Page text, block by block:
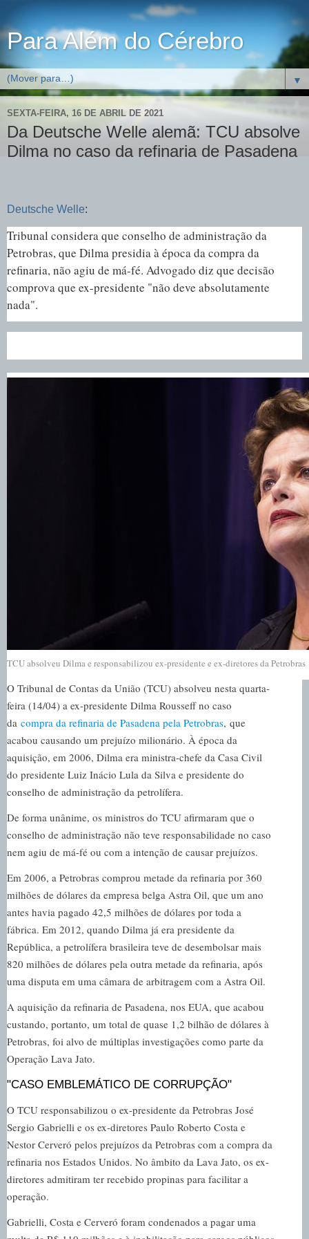
Para Além do Cérebro
▼
SEXTA-FEIRA, 16 DE ABRIL DE 2021
Da Deutsche Welle alemã: TCU absolve
Dilma no caso da refinaria de Pasadena
Deutsche Welle:
Tribunal considera que conselho de administração da
Petrobras, que Dilma presidia à época da compra da
refinaria, não agiu de má-fé. Advogado diz que decisão
comprova que ex-presidente "não deve absolutamente
nada".
TCU absolveu Dilma e responsabilizou ex-presidente e ex-diretores da Petrobras
O Tribunal de Contas da União (TCU) absolveu nesta quarta-
feira (14/04) a ex-presidente Dilma Rousseff no caso
da compra da refinaria de Pasadena pela Petrobras, que
acabou causando um prejuízo milionário. À época da
aquisição, em 2006, Dilma era ministra-chefe da Casa Civil
do presidente Luiz Inácio Lula da Silva e presidente do
conselho de administração da petrolífera.
De forma unânime, os ministros do TCU afirmaram que o
conselho de administração não teve responsabilidade no caso
nem agiu de má-fé ou com a intenção de causar prejuízos.
Em 2006, a Petrobras comprou metade da refinaria por 360
milhões de dólares da empresa belga Astra Oil, que um ano
antes havia pagado 42,5 milhões de dólares por toda a
fábrica. Em 2012, quando Dilma já era presidente da
República, a petrolífera brasileira teve de desembolsar mais
820 milhões de dólares pela outra metade da refinaria, após
uma disputa em uma câmara de arbitragem com a Astra Oil.
A aquisição da refinaria de Pasadena, nos EUA, que acabou
custando, portanto, um total de quase 1,2 bilhão de dólares à
Petrobras, foi alvo de múltiplas investigações como parte da
Operação Lava Jato.
"CASO EMBLEMÁTICO DE CORRUPÇÃO"
O TCU responsabilizou o ex-presidente da Petrobras José
Sergio Gabrielli e os ex-diretores Paulo Roberto Costa e
Nestor Cerveró pelos prejuízos da Petrobras com a compra da
refinaria nos Estados Unidos. No âmbito da Lava Jato, os ex-
diretores admitiram ter recebido propinas para facilitar a
operação.
Gabrielli, Costa e Cerveró foram condenados a pagar uma